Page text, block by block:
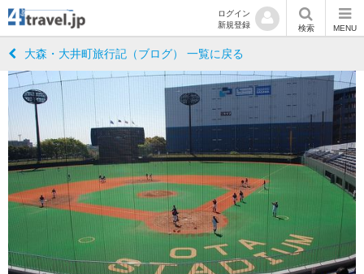
ログイン
新規登録
検索 MENU
大森・大井町旅行記（ブログ） 一覧に戻る